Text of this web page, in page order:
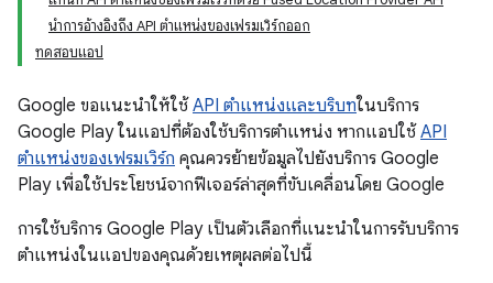
นำการอ้างอิงถึง API ตำแหน่งของเฟรมเวิร์กออก
ทดสอบแอป
Google ขอแนะนำให้ใช้ API ตำแหน่งและบริบทในบริการ
Google Play ในแอปที่ต้องใช้บริการตำแหน่ง หากแอปใช้ API
ตำแหน่งของเฟรมเวิร์ก คุณควรย้ายข้อมูลไปยังบริการ Google
Play เพื่อใช้ประโยชน์จากฟีเจอร์ล่าสุดที่ขับเคลื่อนโดย Google
การใช้บริการ Google Play เป็นตัวเลือกที่แนะนำในการรับบริการ
ตำแหน่งในแอปของคุณด้วยเหตุผลต่อไปนี้